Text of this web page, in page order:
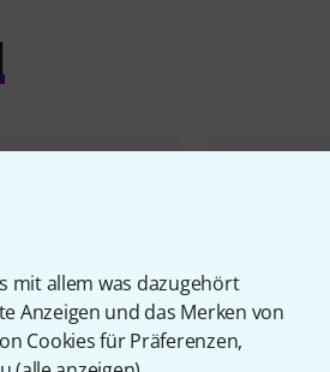
mit allem was dazugehört
Anzeigen und das Merken von
Cookies für Präferenzen,